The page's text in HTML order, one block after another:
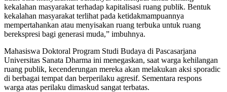
kekalahan masyarakat terhadap kapitalisasi ruang publik. Bentuk
kekalahan masyarakat terlihat pada ketidakmampuannya
mempertahankan atau menyisakan ruang terbuka untuk ruang
berekspresi bagi generasi muda,” imbuhnya.
Mahasiswa Doktoral Program Studi Budaya di Pascasarjana
Universitas Sanata Dharma ini menegaskan, saat warga kehilangan
ruang publik, kecenderungan mereka akan melakukan aksi sporadic
di berbagai tempat dan berperilaku agresif. Sementara respons
warga atas perilaku dimaskud sangat terbatas.